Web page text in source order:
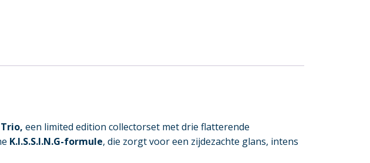
een limited edition collectorset met drie flatterende
K.I.S.S.I.N.G-formule, die zorgt voor een zijdezachte glans, intens